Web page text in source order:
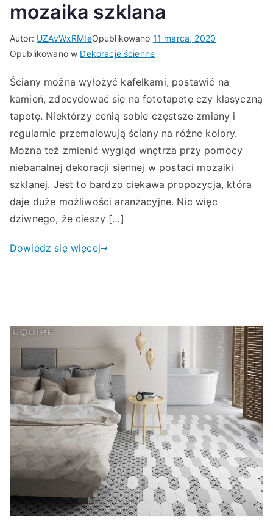
mozaika szklana
Autor: UZAvWxRMIeOpublikowano 11 marca, 2020
Opublikowano w Dekoracje ścienne
Ściany można wyłożyć kafelkami, postawić na
kamień, zdecydować się na fototapetę czy klasyczną
tapetę. Niektórzy cenią sobie częstsze zmiany i
regularnie przemalowują ściany na różne kolory.
Można też zmienić wygląd wnętrza przy pomocy
niebanalnej dekoracji siennej w postaci mozaiki
szklanej. Jest to bardzo ciekawa propozycja, która
daje duże możliwości aranżacyjne. Nic więc
dziwnego, że cieszy […]
Dowiedz się więcej